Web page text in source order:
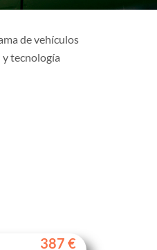
de vehículos
y tecnología
387 €